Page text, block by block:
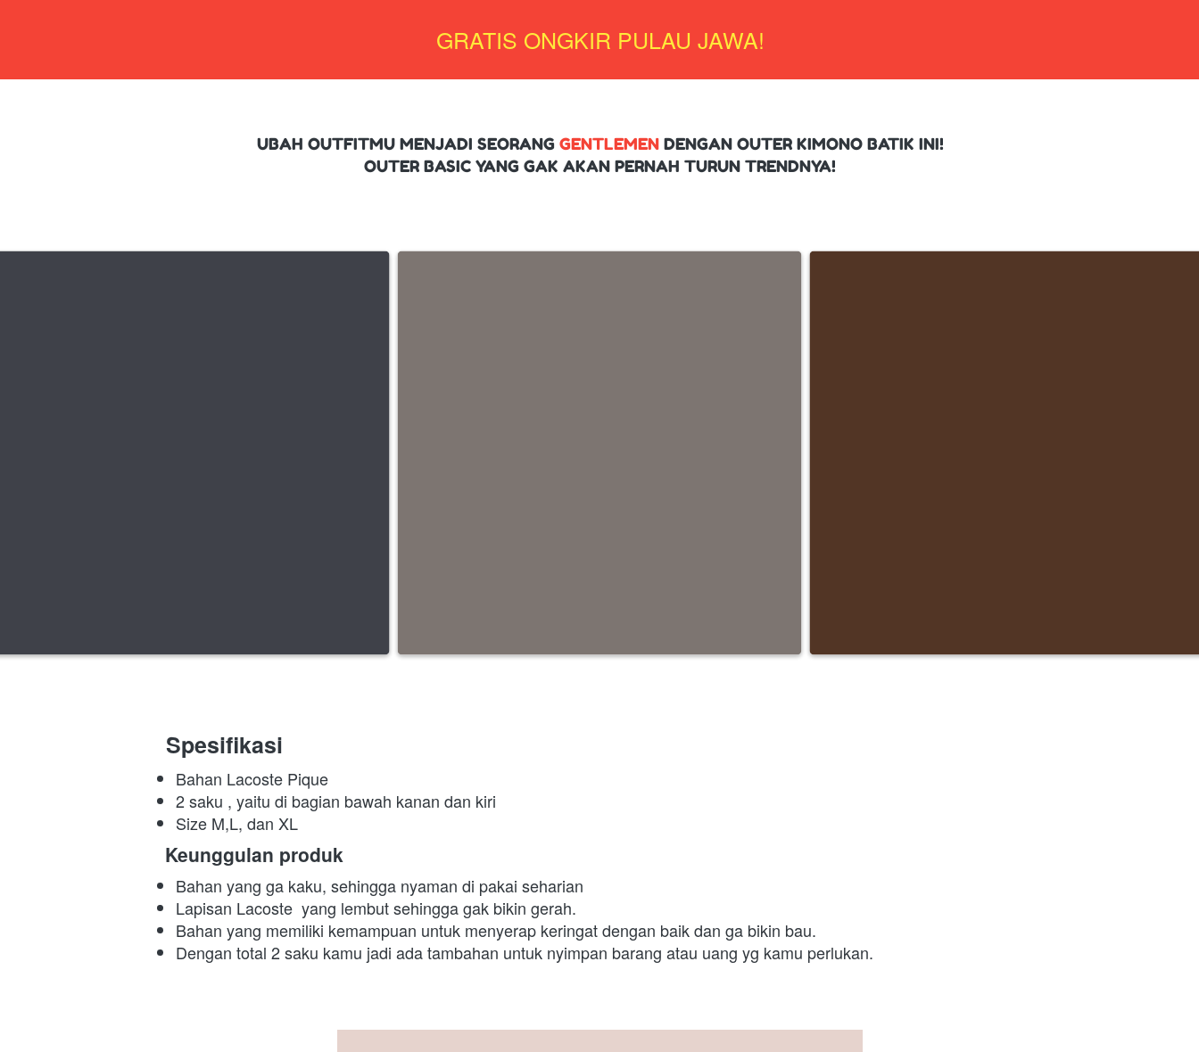
GRATIS ONGKIR PULAU JAWA!
UBAH OUTFITMU MENJADI SEORANG GENTLEMEN DENGAN OUTER KIMONO BATIK INI!
OUTER BASIC YANG GAK AKAN PERNAH TURUN TRENDNYA!
Spesifikasi
Bahan Lacoste Pique
2 saku , yaitu di bagian bawah kanan dan kiri
Size M,L, dan XL
Keunggulan produk
Bahan yang ga kaku, sehingga nyaman di pakai seharian
Lapisan Lacoste  yang lembut sehingga gak bikin gerah.
Bahan yang memiliki kemampuan untuk menyerap keringat dengan baik dan ga bikin bau.
Dengan total 2 saku kamu jadi ada tambahan untuk nyimpan barang atau uang yg kamu perlukan.